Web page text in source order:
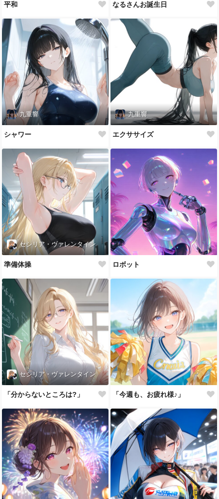
平和 なるさんお誕生日
九重響
シャワー
九重響
エクササイズ
セシリア・ヴァレンタイン
準備体操 ロボット
セシリア・ヴァレンタイン
「分からないところは?」 「今週も、お疲れ様♪」